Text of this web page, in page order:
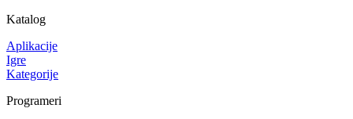
Katalog
Aplikacije
Igre
Kategorije
Programeri